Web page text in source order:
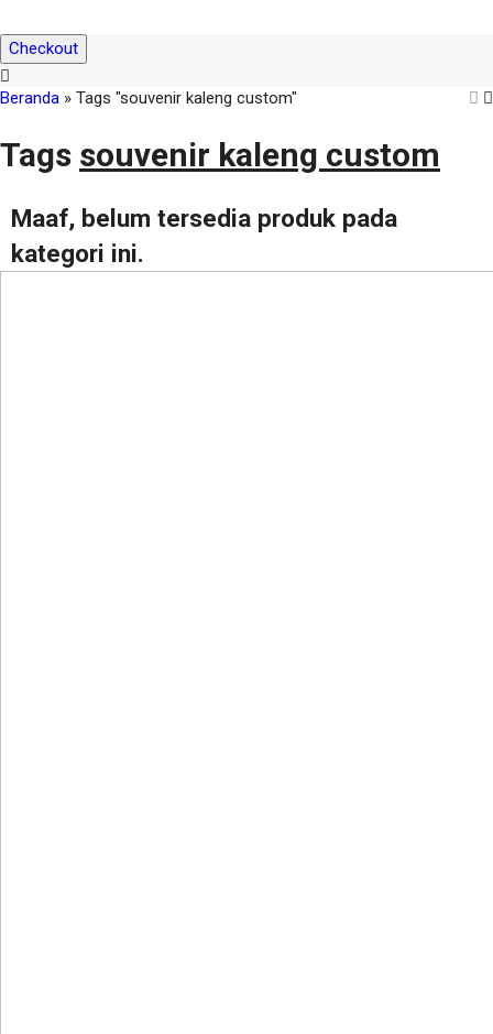
Checkout
Beranda » Tags "souvenir kaleng custom"
Tags souvenir kaleng custom
Maaf, belum tersedia produk pada
kategori ini.